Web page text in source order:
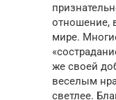
отношение,
мире.
же своей
веселым
светлее.